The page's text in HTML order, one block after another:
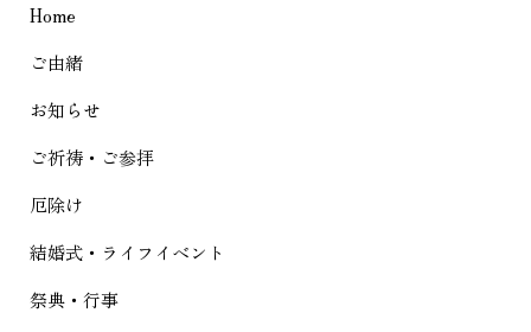
ー
シ
ョ
ン
Home
ご由緒
お知らせ
ご祈祷・ご参拝
厄除け
結婚式・ライフイベント
祭典・行事